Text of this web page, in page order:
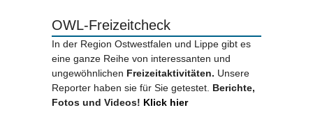
OWL-Freizeitcheck
In der Region Ostwestfalen und Lippe gibt es
eine ganze Reihe von interessanten und
ungewöhnlichen Freizeitaktivitäten. Unsere
Reporter haben sie für Sie getestet. Berichte,
Fotos und Videos! Klick hier